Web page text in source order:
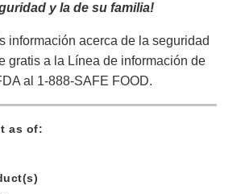
y la de su familia!
información acerca de la seguridad
gratis a la Línea de información de
al 1-888-SAFE FOOD.
as of: